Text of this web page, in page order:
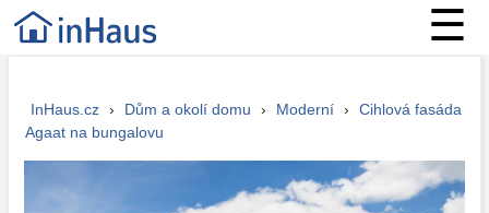
☰
InHaus.cz › Dům a okolí domu › Moderní ›
Cihlová fasáda
Agaat na bungalovu